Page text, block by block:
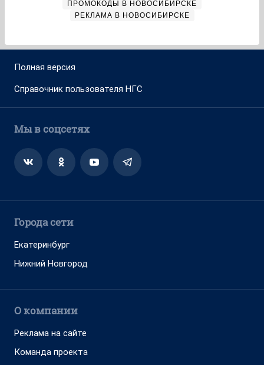
ПРОМОКОДЫ В НОВОСИБИРСКЕ
РЕКЛАМА В НОВОСИБИРСКЕ
Полная версия
Справочник пользователя НГС
Мы в соцсетях
Города сети
Екатеринбург
Нижний Новгород
О компании
Реклама на сайте
Команда проекта